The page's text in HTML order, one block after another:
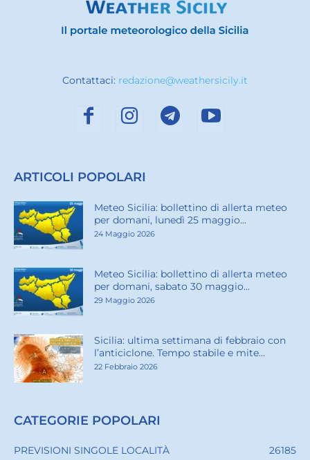
Contattaci: redazione@weathersicily.it
ARTICOLI POPOLARI
Meteo Sicilia: bollettino di allerta meteo
per domani, lunedì 25 maggio...
24 Maggio 2026
Meteo Sicilia: bollettino di allerta meteo
per domani, sabato 30 maggio...
29 Maggio 2026
Sicilia: ultima settimana di febbraio con
l’anticiclone. Tempo stabile e mite...
22 Febbraio 2026
CATEGORIE POPOLARI
PREVISIONI SINGOLE LOCALITÀ
26185